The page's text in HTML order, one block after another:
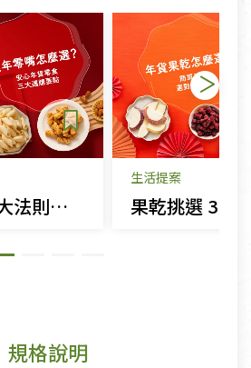
零嘴挑選 3 大法則｜年貨這樣買，安心跟着來
生活提案
規格說明